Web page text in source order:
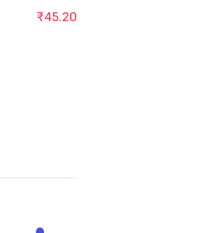
₹45.20